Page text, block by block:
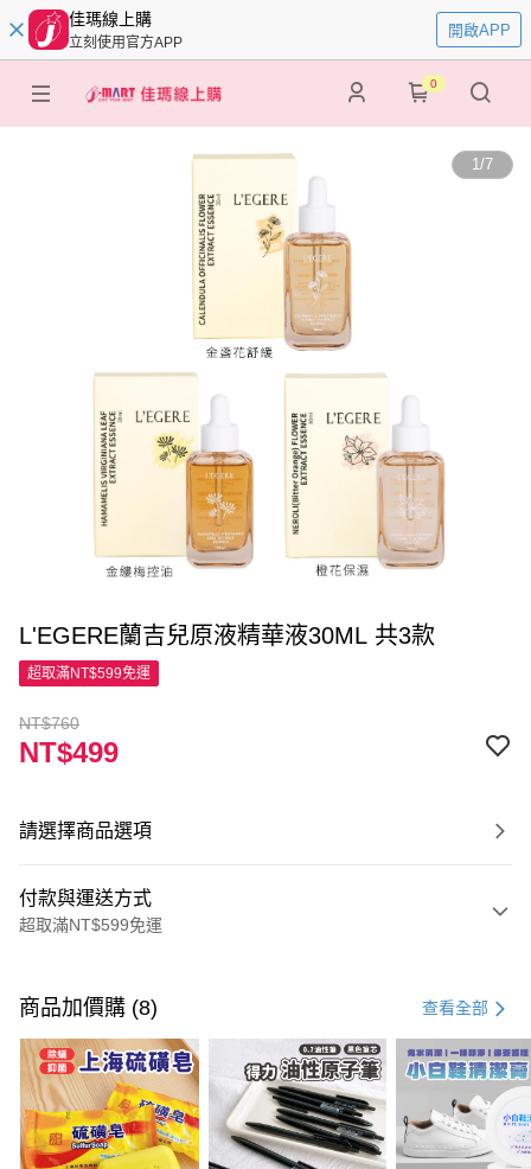
佳瑪線上購
立刻使用官方APP
開啟APP
0
1/7
L'EGERE蘭吉兒原液精華液30ML 共3款
超取滿NT$599免運
NT$760
NT$499
請選擇商品選項
付款與運送方式
超取滿NT$599免運
信用卡一次付款
超商取貨付款
LINE Pay
Apple Pay
商品加價購 (8) 查看全部